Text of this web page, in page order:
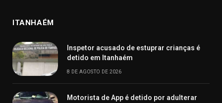
ITANHAÉM
Inspetor acusado de estuprar crianças é
detido em Itanhaém
8 DE AGOSTO DE 2026
Motorista de App é detido por adulterar